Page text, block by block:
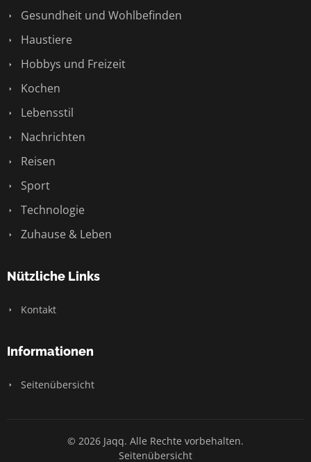
Gesundheit und Wohlbefinden
Haustiere
Hobbys und Freizeit
Kochen
Lebensstil
Nachrichten
Reisen
Sport
Technologie
Zuhause & Leben
Nützliche Links
Kontakt
Informationen
Seitenübersicht
© 2026 Jaqq. Alle Rechte vorbehalten.
Seitenübersicht